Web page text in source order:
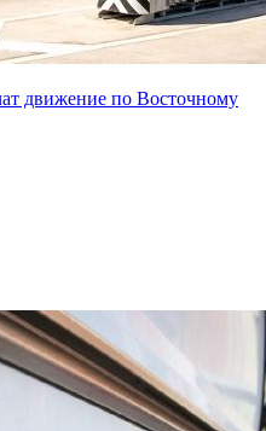
движение по Восточному